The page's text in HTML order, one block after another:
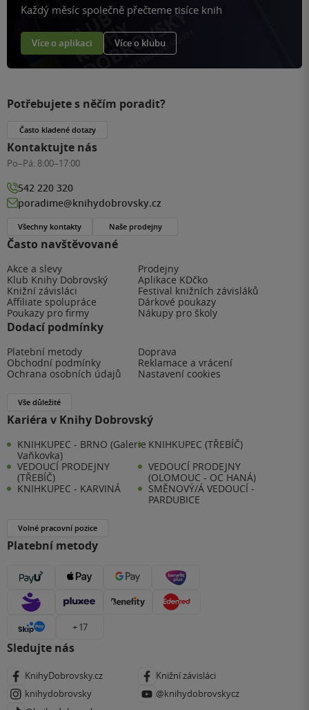
Každý měsíc společně přečteme tisíce knih
Více o aplikaci Více o klubu
Často navštěvované
Akce a slevy
Prodejny
Klub Knihy Dobrovský
Aplikace KDčko
Knižní závisláci
Festival knižních závisláků
Affiliate spolupráce
Dárkové poukazy
Poukazy pro firmy
Nákupy pro školy
Dodací podmínky
Platební metody
Doprava
Obchodní podmínky
Reklamace a vrácení
Ochrana osobních údajů
Nastavení cookies
Vše důležité
Kariéra v Knihy Dobrovský
KNIHKUPEC - BRNO (Galerie
Vaňkovka)
KNIHKUPEC (TŘEBÍČ)
VEDOUCÍ PRODEJNY
(TŘEBÍČ)
VEDOUCÍ PRODEJNY
(OLOMOUC - OC HANÁ)
KNIHKUPEC - KARVINÁ
SMĚNOVÝ/Á VEDOUCÍ -
PARDUBICE
Volné pracovní pozice
Platební metody
+ 17
Sledujte nás
KnihyDobrovsky.cz
Knižní závisláci
knihydobrovsky
@knihydobrovskycz
Potřebujete s něčím poradit?
Často kladené dotazy
Kontaktujte nás
Po–Pá: 8:00–17:00
542 220 320
poradime@knihydobrovsky.cz
Všechny kontakty Naše prodejny